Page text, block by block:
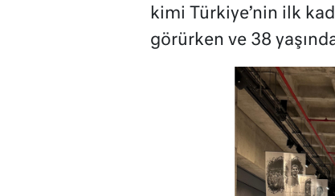
kimi Türkiye’nin ilk
görürken ve 38